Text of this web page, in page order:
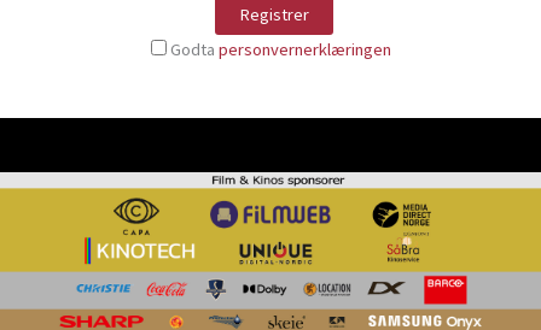
Godta personvernerklæringen